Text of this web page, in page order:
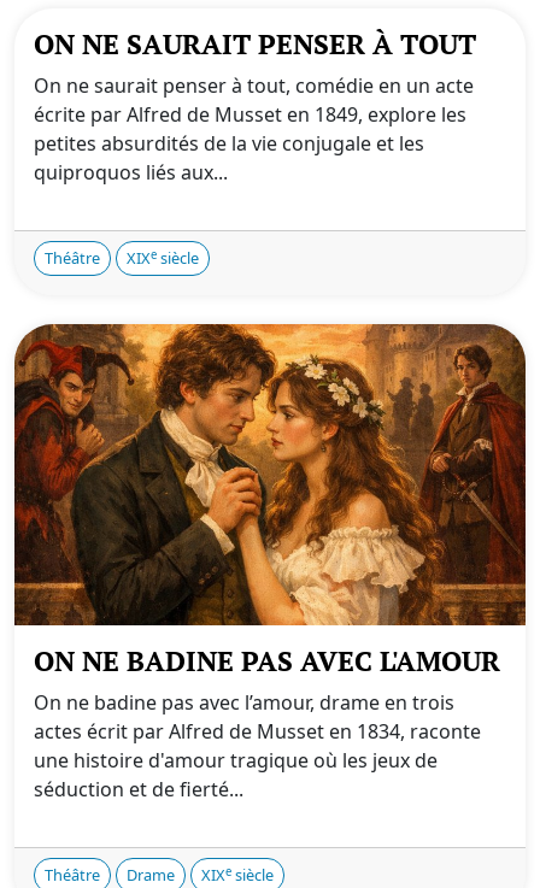
ON NE SAURAIT PENSER À TOUT
On ne saurait penser à tout, comédie en un acte
écrite par Alfred de Musset en 1849, explore les
petites absurdités de la vie conjugale et les
quiproquos liés aux...
Théâtre XIXe siècle
ON NE BADINE PAS AVEC L'AMOUR
On ne badine pas avec l’amour, drame en trois
actes écrit par Alfred de Musset en 1834, raconte
une histoire d'amour tragique où les jeux de
séduction et de fierté...
Théâtre Drame XIXe siècle